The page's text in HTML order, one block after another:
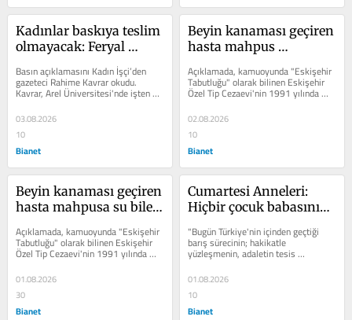
Kadınlar baskıya teslim
olmayacak: Feryal
Saygılıgil ve Nur Tuğçe
Biga'dan sendikal
mücadele çağrısı
Basın açıklamasını Kadın İşçi’den
gazeteci Rahime Kavrar okudu.
Kavrar, Arel Üniversitesi'nde işten
çıkarılan dokuz akademisyenden...
03.08.2026
10
Bianet
Beyin kanaması geçiren
hasta mahpus
Açıklamada, kamuoyunda "Eskişehir
Tabutluğu" olarak bilinen Eskişehir
Özel Tip Cezaevi'nin 1991 yılında
hücre sistemine...
02.08.2026
10
Bianet
Beyin kanaması geçiren
hasta mahpusa su bile
Açıklamada, kamuoyunda "Eskişehir
Tabutluğu" olarak bilinen Eskişehir
Özel Tip Cezaevi'nin 1991 yılında
hücre sistemine...
01.08.2026
30
Bianet
Cumartesi Anneleri:
Hiçbir çocuk babasının
büyümemeli
"Bugün Türkiye'nin içinden geçtiği
barış sürecinin; hakikatle
yüzleşmenin, adaletin tesis
edilmesinin ve bir daha hiçbir
insanın...
01.08.2026
10
Bianet